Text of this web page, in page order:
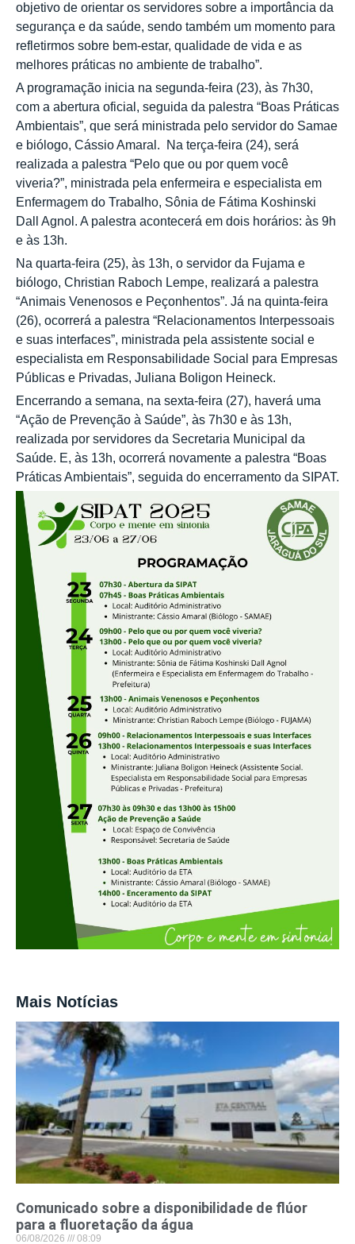
objetivo de orientar os servidores sobre a importância da
segurança e da saúde, sendo também um momento para
refletirmos sobre bem-estar, qualidade de vida e as
melhores práticas no ambiente de trabalho”.
A programação inicia na segunda-feira (23), às 7h30,
com a abertura oficial, seguida da palestra “Boas Práticas
Ambientais”, que será ministrada pelo servidor do Samae
e biólogo, Cássio Amaral. Na terça-feira (24), será
realizada a palestra “Pelo que ou por quem você
viveria?”, ministrada pela enfermeira e especialista em
Enfermagem do Trabalho, Sônia de Fátima Koshinski
Dall Agnol. A palestra acontecerá em dois horários: às 9h
e às 13h.
Na quarta-feira (25), às 13h, o servidor da Fujama e
biólogo, Christian Raboch Lempe, realizará a palestra
“Animais Venenosos e Peçonhentos”. Já na quinta-feira
(26), ocorrerá a palestra “Relacionamentos Interpessoais
e suas interfaces”, ministrada pela assistente social e
especialista em Responsabilidade Social para Empresas
Públicas e Privadas, Juliana Boligon Heineck.
Encerrando a semana, na sexta-feira (27), haverá uma
“Ação de Prevenção à Saúde”, às 7h30 e às 13h,
realizada por servidores da Secretaria Municipal da
Saúde. E, às 13h, ocorrerá novamente a palestra “Boas
Práticas Ambientais”, seguida do encerramento da SIPAT.
Mais Notícias
Comunicado sobre a disponibilidade de flúor
para a fluoretação da água
06/08/2026 08:09